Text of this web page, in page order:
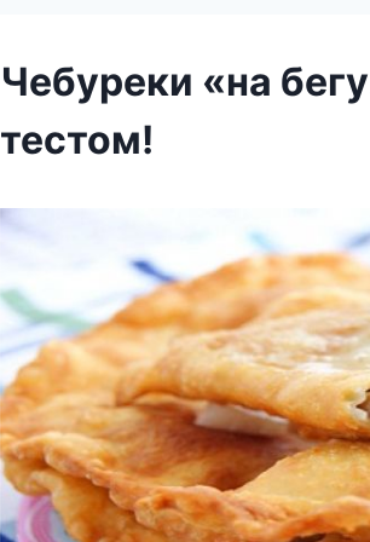
Чебуреки «на
тестом!